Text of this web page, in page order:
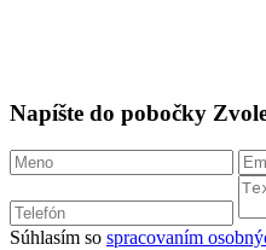
Napíšte do pobočky
Súhlasím so spracovaním